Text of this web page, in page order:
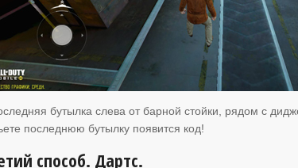
бутылка слева от барной стойки, рядом с
последнюю бутылку появится код!
способ. Дартс.